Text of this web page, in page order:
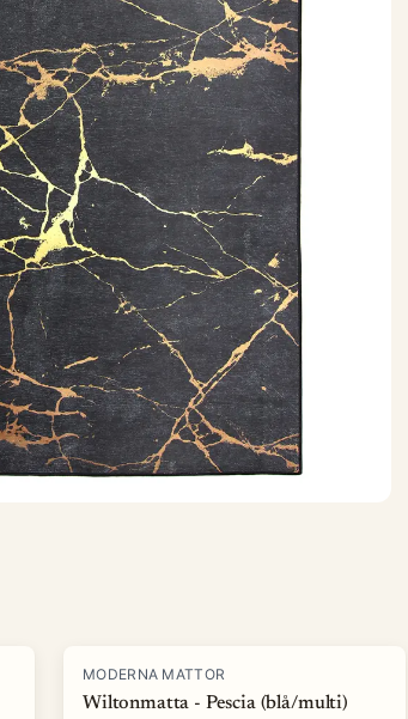
MODERNA MATTOR
Wiltonmatta - Pescia (blå/multi)